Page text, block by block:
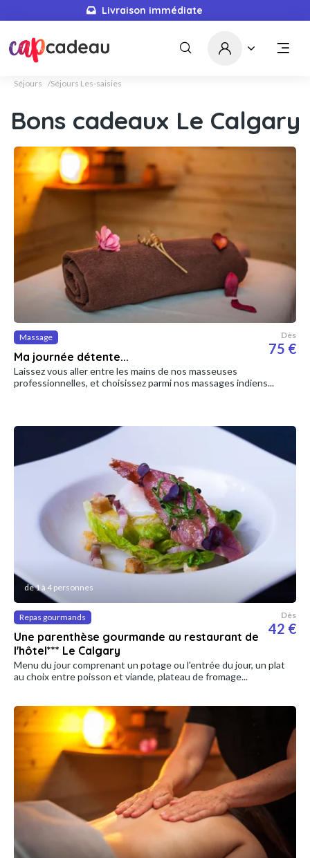
Livraison immédiate
Séjours Séjours Les-saisies
Bons cadeaux Le Calgary
Massage
Ma journée détente...
Dès
75 €
Laissez vous aller entre les mains de nos masseuses
professionnelles, et choisissez parmi nos massages indiens...
de 1 à 4 personnes
Repas gourmands
Une parenthèse gourmande au restaurant de
l'hôtel*** Le Calgary
Dès
42 €
Menu du jour comprenant un potage ou l'entrée du jour, un plat
au choix entre poisson et viande, plateau de fromage...